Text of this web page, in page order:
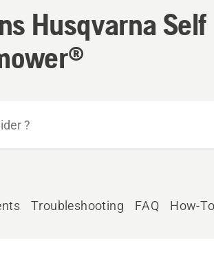
Husqvarna Self
Troubleshooting FAQ How-